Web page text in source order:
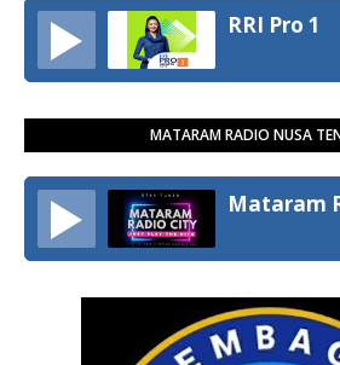
RRI Pro 1
MATARAM RADIO NUSA
Mataram